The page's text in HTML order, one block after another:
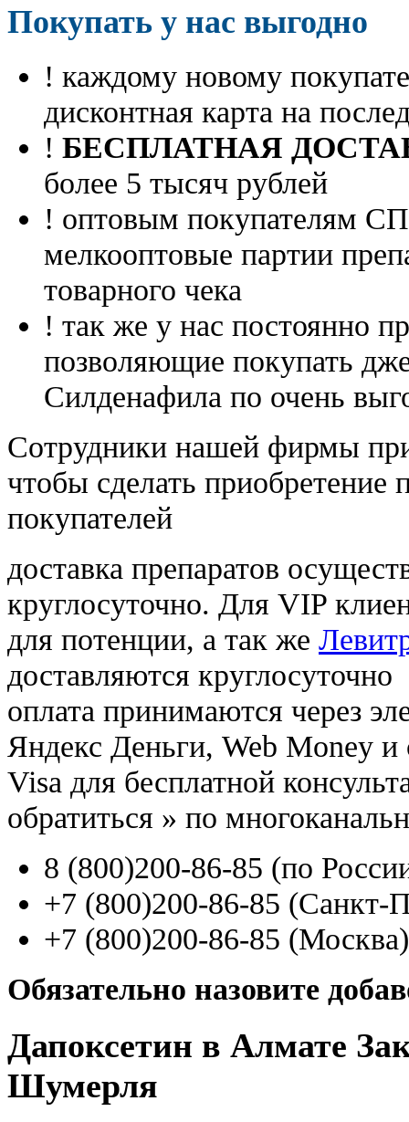
Покупать у нас выгодно
! каждому новому
дисконтная карта на
! БЕСПЛАТНАЯ
более 5 тысяч рублей
! оптовым покупателям
мелкооптовые партии
товарного чека
! так же у нас постоянно
позволяющие покупать
Силденафила по очень
Cотрудники нашей фирмы
чтобы сделать приобретение
покупателей
доставка препаратов
круглосуточно. Для VIP
для потенции, а так же
доставляются круглосуточно
оплата принимаются через
Яндекс Деньги, Web Money и
Visa для бесплатной
обратиться » по
8 (800)200-86-85 (по
+7 (800)200-86-85 (Санкт-
+7 (800)200-86-85 (Москва)
Обязательно назовите
Дапоксетин в Алмате
Шумерля